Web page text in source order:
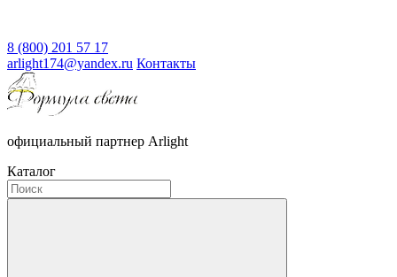
8 (800) 201 57 17
arlight174@yandex.ru Контакты
официальный партнер Arlight
Каталог